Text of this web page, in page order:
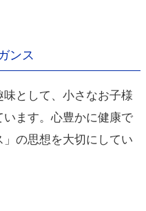
ンス
として、小さなお子様
ます。心豊かに健康で
の思想を大切にしてい